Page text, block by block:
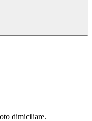
dimiciliare.